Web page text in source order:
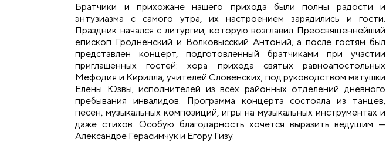
Братчики и прихожане нашего прихода были полны радости и
энтузиазма с самого утра, их настроением зарядились и гости.
Праздник начался с литургии, которую возглавил Преосвященнейший
епископ Гродненский и Волковысский Антоний, а после гостям был
представлен концерт, подготовленный братчиками при участии
приглашенных гостей: хора прихода святых равноапостольных
Мефодия и Кирилла, учителей Словенских, под руководством матушки
Елены Юзвы, исполнителей из всех районных отделений дневного
пребывания инвалидов. Программа концерта состояла из танцев,
песен, музыкальных композиций, игры на музыкальных инструментах и
даже стихов. Особую благодарность хочется выразить ведущим —
Александре Герасимчук и Егору Гизу.